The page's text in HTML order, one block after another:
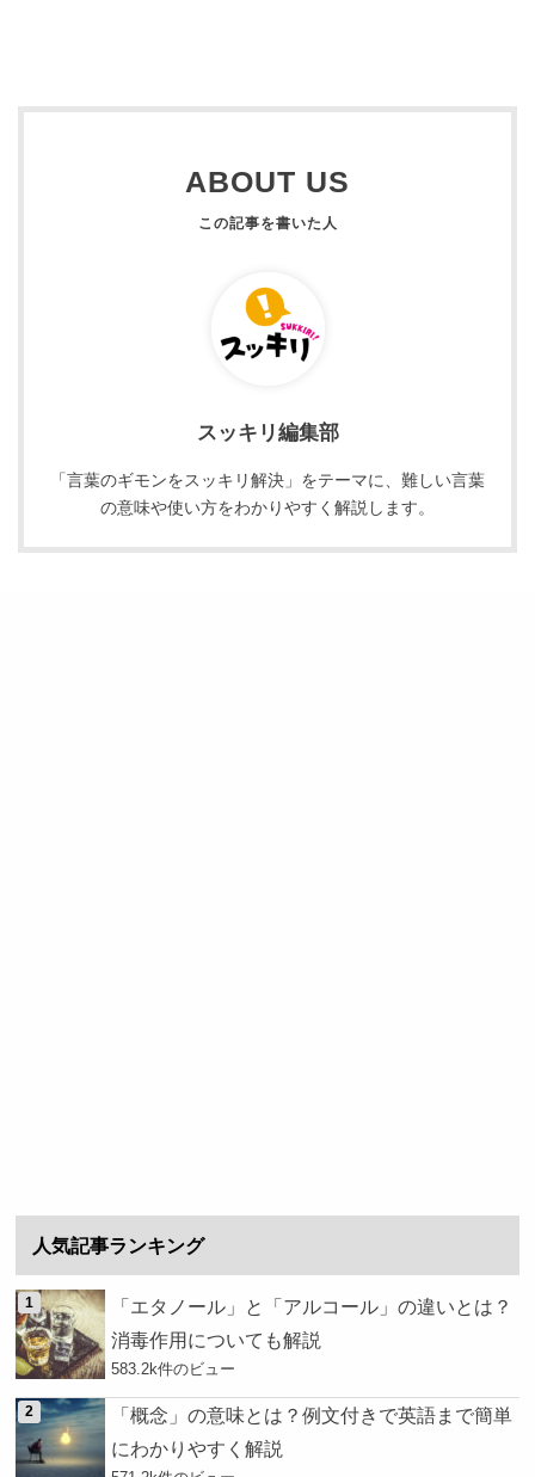
ABOUT US
スッキリ編集部
「言葉のギモンをスッキリ解決」をテーマに、難しい言葉
の意味や使い方をわかりやすく解説します。
人気記事ランキング
「エタノール」と「アルコール」の違いとは？
消毒作用についても解説
583.2k件のビュー
「概念」の意味とは？例文付きで英語まで簡単
にわかりやすく解説